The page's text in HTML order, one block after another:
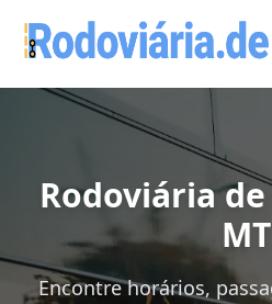
Rodoviária
MT
Encontre horários,